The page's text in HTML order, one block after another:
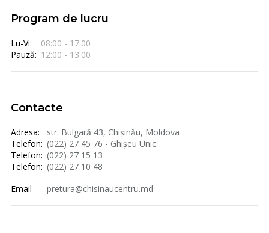
Program de lucru
Lu-Vi:
08:00 - 17:00
Pauză: 12:00 - 13:00
Contacte
Adresa:
str. Bulgară 43, Chișinău, Moldova
Telefon: (022) 27 45 76 - Ghișeu Unic
Telefon: (022) 27 15 13
Telefon: (022) 27 10 48
Email
pretura@chisinaucentru.md